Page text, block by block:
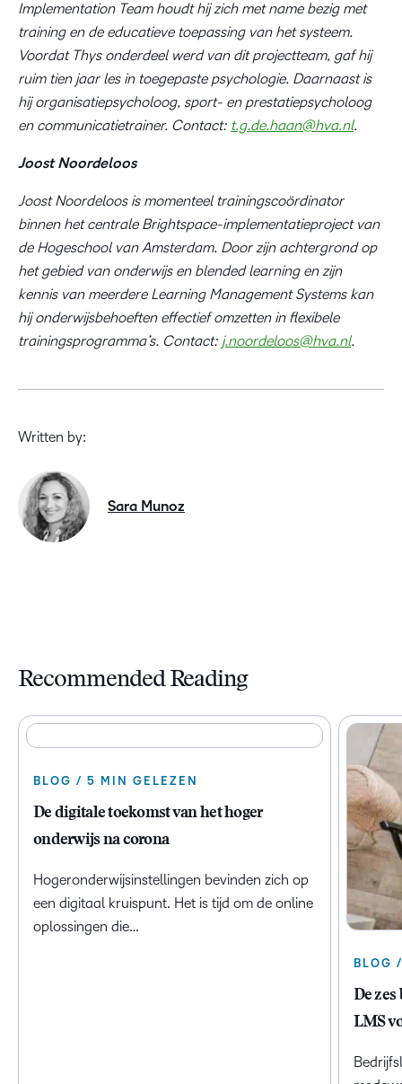
Implementation Team houdt hij zich met name bezig met
training en de educatieve toepassing van het systeem.
Voordat Thys onderdeel werd van dit projectteam, gaf hij
ruim tien jaar les in toegepaste psychologie. Daarnaast is
hij organisatiepsycholoog, sport- en prestatiepsycholoog
en communicatietrainer. Contact: t.g.de.haan@hva.nl.
Joost Noordeloos
Joost Noordeloos is momenteel trainingscoördinator
binnen het centrale Brightspace-implementatieproject van
de Hogeschool van Amsterdam. Door zijn achtergrond op
het gebied van onderwijs en blended learning en zijn
kennis van meerdere Learning Management Systems kan
hij onderwijsbehoeften effectief omzetten in flexibele
trainingsprogramma’s. Contact: j.noordeloos@hva.nl.
Written by:
Sara Munoz
Recommended Reading
BLOG / 5 MIN GELEZEN
De digitale toekomst van het hoger
onderwijs na corona
Hogeronderwijsinstellingen bevinden zich op
een digitaal kruispunt. Het is tijd om de online
oplossingen die…
BLOG
De
LMS